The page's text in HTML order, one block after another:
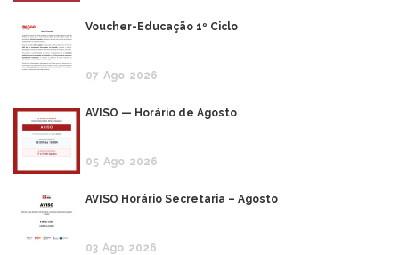
Voucher-Educação 1º Ciclo
07 Ago 2026
AVISO — Horário de Agosto
05 Ago 2026
AVISO Horário Secretaria – Agosto
03 Ago 2026